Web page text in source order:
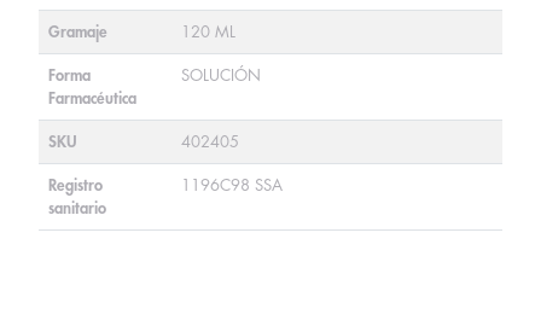
Gramaje 120 ML
Forma
Farmacéutica
SOLUCIÓN
SKU 402405
Registro
sanitario
1196C98 SSA